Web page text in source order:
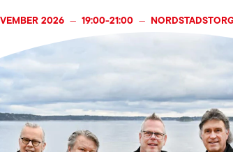
2026 — 19:00-21:00 —